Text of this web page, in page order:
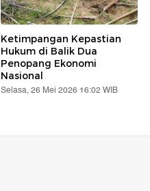
Ketimpangan Kepastian
Hukum di Balik Dua
Penopang Ekonomi
Nasional
Selasa, 26 Mei 2026 16:02 WIB